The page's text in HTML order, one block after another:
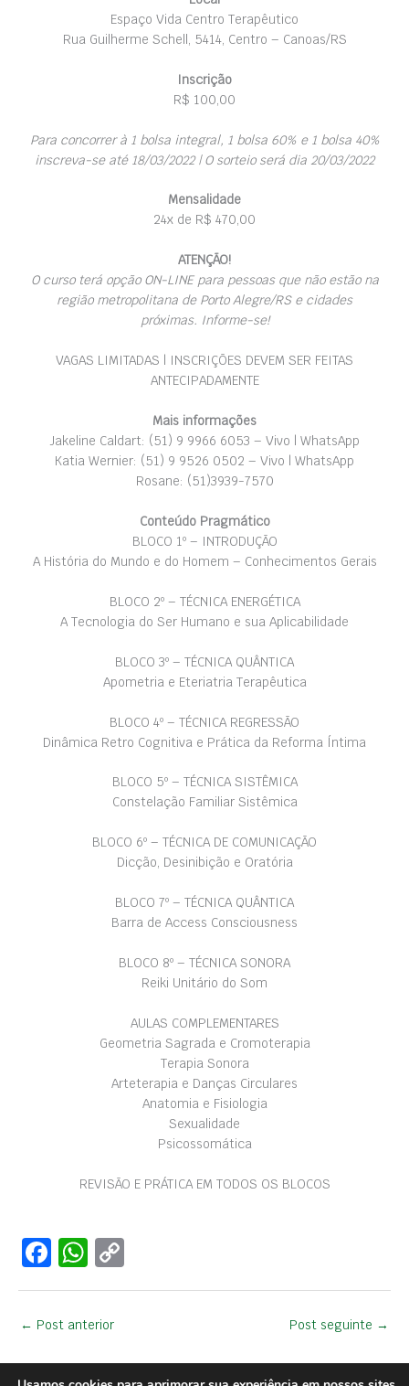
Espaço Vida Centro Terapêutico
Rua Guilherme Schell, 5414, Centro – Canoas/RS
Inscrição
R$ 100,00
Para concorrer à 1 bolsa integral, 1 bolsa 60% e 1 bolsa 40%
inscreva-se até 18/03/2022 | O sorteio será dia 20/03/2022
Mensalidade
24x de R$ 470,00
ATENÇÃO!
O curso terá opção ON-LINE para pessoas que não estão na
região metropolitana de Porto Alegre/RS e cidades
próximas. Informe-se!
VAGAS LIMITADAS | INSCRIÇÕES DEVEM SER FEITAS
ANTECIPADAMENTE
Mais informações
Jakeline Caldart: (51) 9 9966 6053 – Vivo | WhatsApp
Katia Wernier: (51) 9 9526 0502 – Vivo | WhatsApp
Rosane: (51)3939-7570
Conteúdo Pragmático
BLOCO 1º – INTRODUÇÃO
A História do Mundo e do Homem – Conhecimentos Gerais
BLOCO 2º – TÉCNICA ENERGÉTICA
A Tecnologia do Ser Humano e sua Aplicabilidade
BLOCO 3º – TÉCNICA QUÂNTICA
Apometria e Eteriatria Terapêutica
BLOCO 4º – TÉCNICA REGRESSÃO
Dinâmica Retro Cognitiva e Prática da Reforma Íntima
BLOCO 5º – TÉCNICA SISTÊMICA
Constelação Familiar Sistêmica
BLOCO 6º – TÉCNICA DE COMUNICAÇÃO
Dicção, Desinibição e Oratória
BLOCO 7º – TÉCNICA QUÂNTICA
Barra de Access Consciousness
BLOCO 8º – TÉCNICA SONORA
Reiki Unitário do Som
AULAS COMPLEMENTARES
Geometria Sagrada e Cromoterapia
Terapia Sonora
Arteterapia e Danças Circulares
Anatomia e Fisiologia
Sexualidade
Psicossomática
REVISÃO E PRÁTICA EM TODOS OS BLOCOS
F
a
c
e
b
W
h
at
s
A
o
Li
← Post anterior Post seguinte →